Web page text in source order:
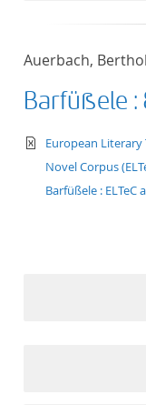
Auerbach,
Barfüßele :
text/xml
European Literary
Novel Corpus
Barfüßele : ELTeC